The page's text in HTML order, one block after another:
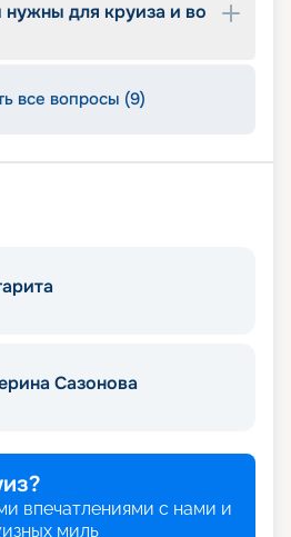
для круиза и во
все вопросы (9)
Сазонова
впечатлениями с нами и
миль